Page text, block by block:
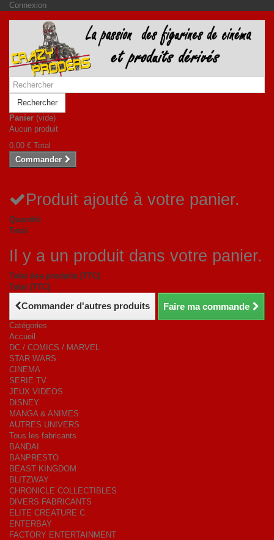
Connexion
Rechercher
Panier (vide)
Aucun produit
0,00 € Total
Commander
Produit ajouté à votre panier.
Quantité
Total
Il y a un produit dans votre panier.
Total des produits (TTC)
Total (TTC)
Commander d'autres produits Faire ma commande
Catégories
Accueil
DC / COMICS / MARVEL
STAR WARS
CINEMA
SERIE TV
JEUX VIDEOS
DISNEY
MANGA & ANIMES
AUTRES UNIVERS
Tous les fabricants
BANDAI
BANPRESTO
BEAST KINGDOM
BLITZWAY
CHRONICLE COLLECTIBLES
DIVERS FABRICANTS
ELITE CREATURE C.
ENTERBAY
FACTORY ENTERTAINMENT